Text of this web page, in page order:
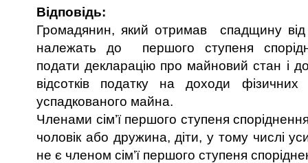
Відповідь:
Громадянин, який отримав спадщину
належать до першого ступеня
подати декларацію про майновий стан і
відсотків податку на доходи
успадкованого майна.
Членами сім’ї першого ступеня
чоловік або дружина, діти, у тому числі
не є членом сім’ї першого ступеня